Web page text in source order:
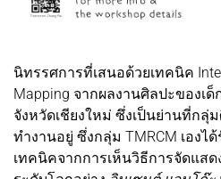
นิทรรศการที่เสนอด้วยเทคนิค
Mapping จากผลงานศิลปะของเ
จังหวัดเชียงใหม่ ซึ่งเป็นย่านที่กลุ่
ทำงานอยู่ ซึ่งกลุ่ม TMRCM เองไ
เทคนิคจากการเห็นวิธีการจัดแส